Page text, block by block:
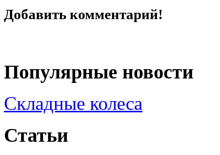
Добавить комментарий!
Популярные новости
Складные колеса
Статьи